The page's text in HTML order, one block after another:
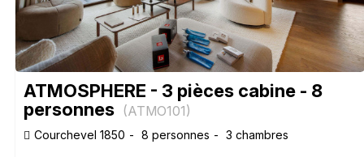
ATMOSPHERE - 3 pièces cabine - 8
personnes (ATMO101)
Courchevel 1850 8 personnes 3 chambres